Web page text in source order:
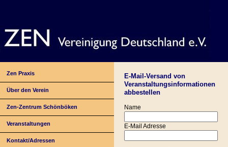
Zen Praxis
Über den Verein
Zen-Zentrum Schönböken
Veranstaltungen
Kontakt/Adressen
E-Mail-Versand von
Veranstaltungsinformationen
abbestellen
Name
E-Mail Adresse